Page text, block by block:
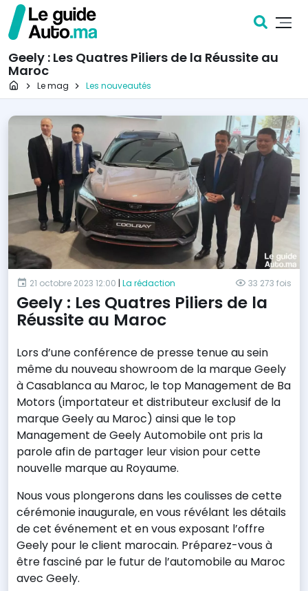
Geely : Les Quatres Piliers de la Réussite au
Maroc
Page d'accueil
Le mag Les nouveautés
21 octobre 2023 12:00 | La rédaction 33 273 fois
Geely : Les Quatres Piliers de la
Réussite au Maroc
Lors d’une conférence de presse tenue au sein
même du nouveau showroom de la marque Geely
à Casablanca au Maroc, le top Management de Ba
Motors (importateur et distributeur exclusif de la
marque Geely au Maroc) ainsi que le top
Management de Geely Automobile ont pris la
parole afin de partager leur vision pour cette
nouvelle marque au Royaume.
Nous vous plongerons dans les coulisses de cette
cérémonie inaugurale, en vous révélant les détails
de cet événement et en vous exposant l’offre
Geely pour le client marocain. Préparez-vous à
être fasciné par le futur de l’automobile au Maroc
avec Geely.